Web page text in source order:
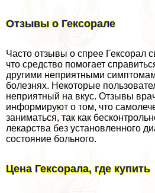
Отзывы о Гексорале
Часто отзывы о спрее Гексорал
что средство помогает
другими неприятными
болезнях. Некоторые
неприятный на вкус. Отзывы
информируют о том, что
заниматься, так как
лекарства без установленного
состояние больного.
Цена Гексорала, где купить